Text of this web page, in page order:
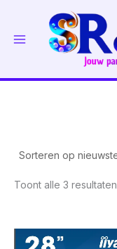
Toont alle 3 resultaten